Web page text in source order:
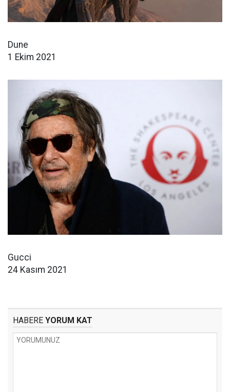
Dune
1 Ekim 2021
Gucci
24 Kasım 2021
HABERE YORUM KAT